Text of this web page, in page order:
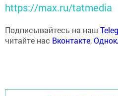
https://max.ru/tatmedia
Подписывайтесь на наш
читайте нас Вконтакте,